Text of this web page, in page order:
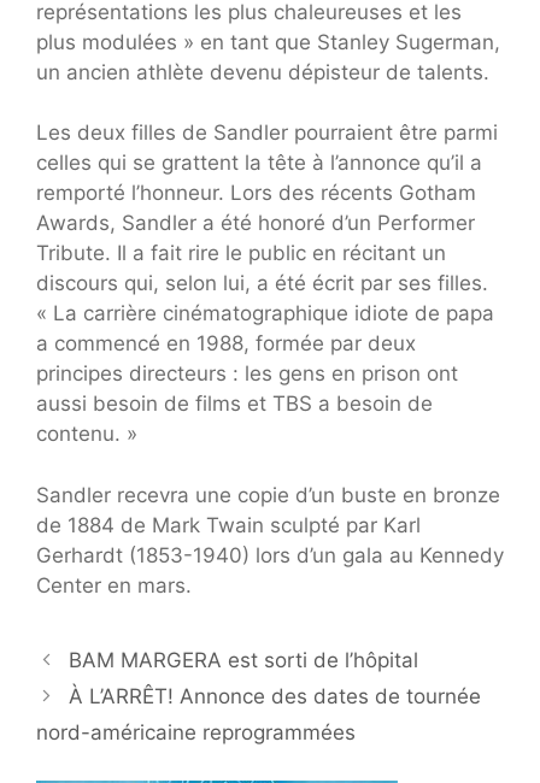
représentations les plus chaleureuses et les
plus modulées » en tant que Stanley Sugerman,
un ancien athlète devenu dépisteur de talents.
Les deux filles de Sandler pourraient être parmi
celles qui se grattent la tête à l’annonce qu’il a
remporté l’honneur. Lors des récents Gotham
Awards, Sandler a été honoré d’un Performer
Tribute. Il a fait rire le public en récitant un
discours qui, selon lui, a été écrit par ses filles.
« La carrière cinématographique idiote de papa
a commencé en 1988, formée par deux
principes directeurs : les gens en prison ont
aussi besoin de films et TBS a besoin de
contenu. »
Sandler recevra une copie d’un buste en bronze
de 1884 de Mark Twain sculpté par Karl
Gerhardt (1853-1940) lors d’un gala au Kennedy
Center en mars.
BAM MARGERA est sorti de l’hôpital
À L’ARRÊT! Annonce des dates de tournée
nord-américaine reprogrammées